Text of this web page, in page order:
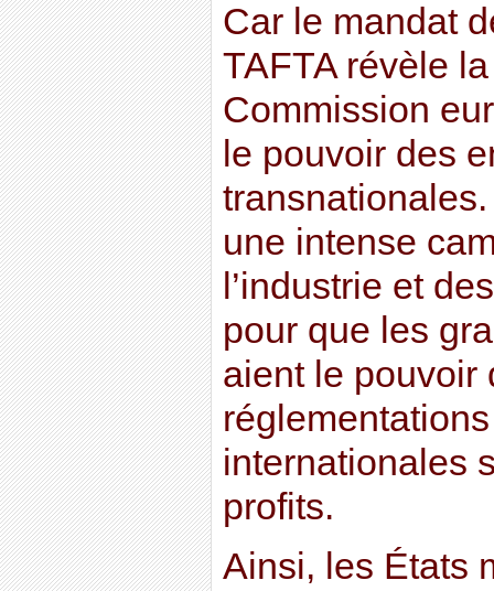
Car le mandat
TAFTA révèle
Commission
le pouvoir des
une intense
l’industrie et
pour que les
aient le pouvoir
internationales
profits.
Ainsi, les États